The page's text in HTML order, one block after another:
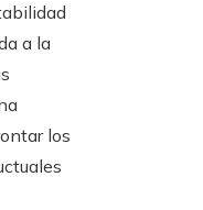
a la
los